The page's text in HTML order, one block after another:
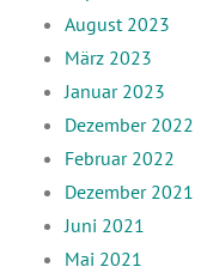
August 2023
März 2023
Januar 2023
Dezember 2022
Februar 2022
Dezember 2021
Juni 2021
Mai 2021